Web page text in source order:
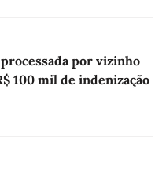
por vizinho
100 mil de indenização